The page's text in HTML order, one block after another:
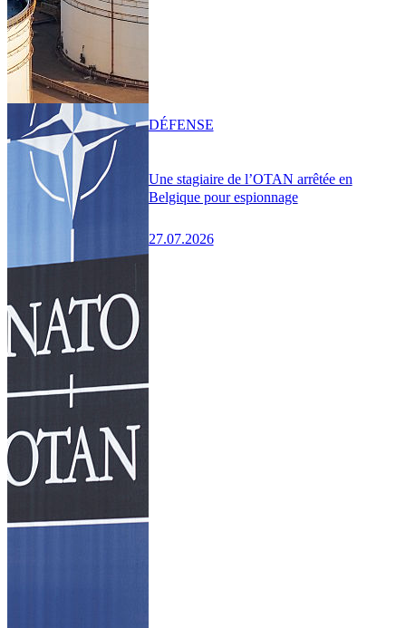
Une stagiaire de l’OTAN arrêtée en
Belgique pour espionnage
27.07.2026
DÉFENSE